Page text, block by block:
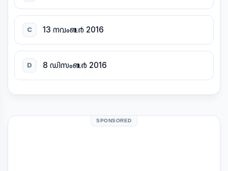
C 13 നവംബർ 2016
D 8 ഡിസംബർ 2016
SPONSORED